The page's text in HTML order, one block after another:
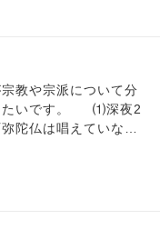
いて、各宗派の教
、民間信仰の篤い弘
くあり、雰囲気が良
密の方が一枚上らし
山でも南無阿弥陀仏
学旅行を通して仏教
てから自由に信仰で
本当に信仰できる仏
るのですがそれは
教や宗派について分
です。 ⑴深夜2
陀仏は唱えていな
2:30以降に再開しま
移動）以前、いつで